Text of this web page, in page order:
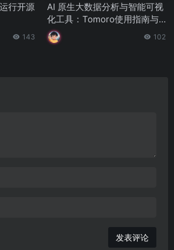
行开源
143
AI 原生大数据分析与智能可视
化工具：Tomoro使用指南与功
能解析
102
发表评论